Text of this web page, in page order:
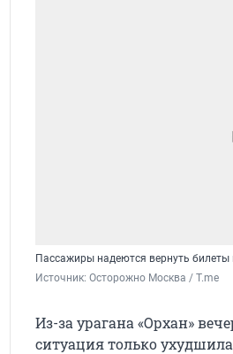
Пассажиры надеются вернуть
Источник: Осторожно Москва / T.me
Из-за урагана «Орхан»
ситуация только